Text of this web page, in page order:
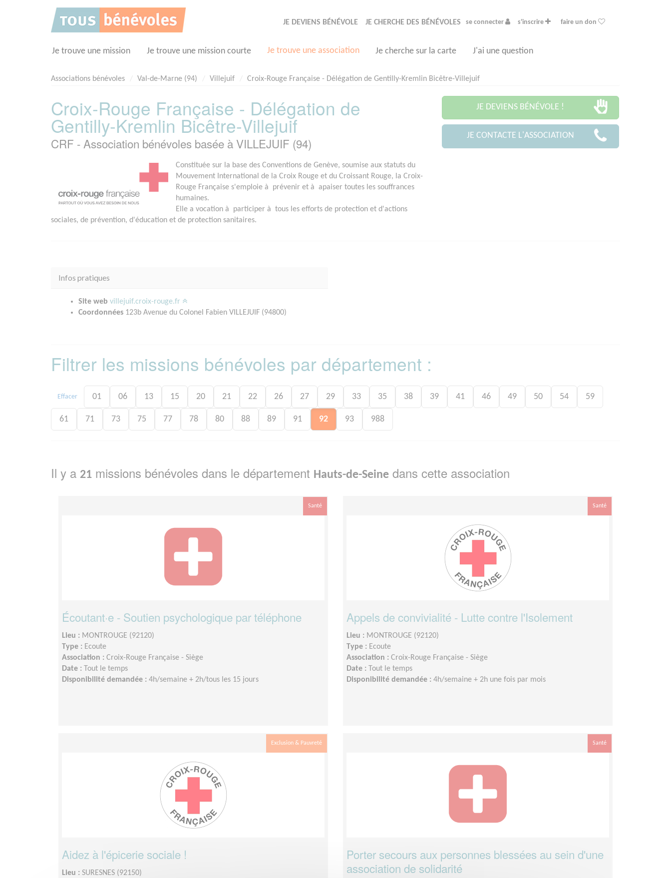
JE DEVIENS BÉNÉVOLE JE CHERCHE DES BÉNÉVOLES se connecter s'inscrire faire un don
Je trouve une mission Je trouve une mission courte Je trouve une association Je cherche sur la carte J'ai une question
Associations bénévoles Val-de-Marne (94) Villejuif Croix-Rouge Française - Délégation de Gentilly-Kremlin Bicêtre-Villejuif
Croix-Rouge Française - Délégation de
Gentilly-Kremlin Bicêtre-Villejuif
CRF - Association bénévoles basée à VILLEJUIF (94)
Constituée sur la base des Conventions de Genève, soumise aux statuts du
Mouvement International de la Croix Rouge et du Croissant Rouge, la Croix-
Rouge Française s'emploie à prévenir et à apaiser toutes les souffrances
humaines.
Elle a vocation à participer à tous les efforts de protection et d'actions
sociales, de prévention, d'éducation et de protection sanitaires.
JE DEVIENS BÉNÉVOLE !
JE CONTACTE L'ASSOCIATION
Infos pratiques
Site web villejuif.croix-rouge.fr
Coordonnées 123b Avenue du Colonel Fabien VILLEJUIF (94800)
Filtrer les missions bénévoles par département :
Effacer 01 06 13 15 20 21 22 26 27 29 33 35 38 39 41 46 49 50 54 59
61 71 73 75 77 78 80 88 89 91 92 93 988
Il y a 21 missions bénévoles dans le département Hauts-de-Seine dans cette association
Santé
Écoutant·e - Soutien psychologique par téléphone
Lieu : MONTROUGE (92120)
Type : Ecoute
Association : Croix-Rouge Française - Siège
Date :
Tout le temps
Disponibilité demandée : 4h/semaine + 2h/tous les 15 jours
Santé
Appels de convivialité - Lutte contre l'Isolement
Lieu : MONTROUGE (92120)
Type : Ecoute
Association : Croix-Rouge Française - Siège
Date :
Tout le temps
Disponibilité demandée : 4h/semaine + 2h une fois par mois
Exclusion & Pauvreté
Aidez à l'épicerie sociale !
Lieu : SURESNES (92150)
Santé
Porter secours aux personnes blessées au sein d'une
association de solidarité